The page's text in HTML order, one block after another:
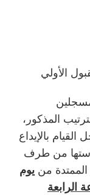
الأولي
المذكور،
بالإيداع
من طرف
الممتدة من يوم
الساعة الرابعة